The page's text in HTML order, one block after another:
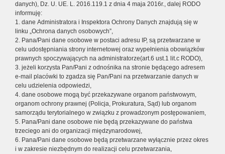
danych), Dz. U. UE. L. 2016.119.1 z dnia 4 maja 2016r., dalej RODO
informuję:
1. dane Administratora i Inspektora Ochrony Danych znajdują się w
linku „Ochrona danych osobowych”,
2. Pana/Pani dane osobowe w postaci adresu IP, są przetwarzane w
celu udostępniania strony internetowej oraz wypełnienia obowiązków
prawnych spoczywających na administratorze(art.6 ust.1 lit.c RODO),
3. jeżeli korzysta Pan/Pani z odnośnika na stronie będącego adresem
e-mail placówki to zgadza się Pan/Pani na przetwarzanie danych w
celu udzielenia odpowiedzi,
4. dane osobowe mogą być przekazywane organom państwowym,
organom ochrony prawnej (Policja, Prokuratura, Sąd) lub organom
samorządu terytorialnego w związku z prowadzonym postępowaniem,
5. Pana/Pani dane osobowe nie będą przekazywane do państwa
trzeciego ani do organizacji międzynarodowej,
6. Pana/Pani dane osobowe będą przetwarzane wyłącznie przez okres
i w zakresie niezbędnym do realizacji celu przetwarzania,